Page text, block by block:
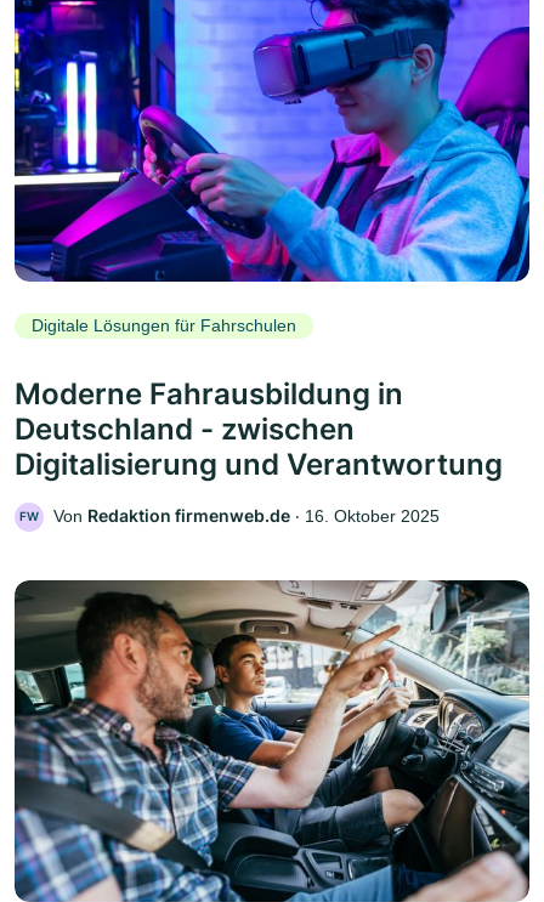
Digitale Lösungen für Fahrschulen
Moderne Fahrausbildung in
Deutschland - zwischen
Digitalisierung und Verantwortung
FW Von Redaktion firmenweb.de ‧ 16. Oktober 2025